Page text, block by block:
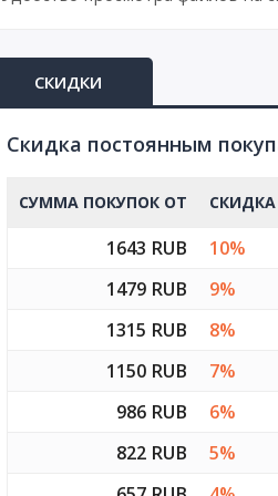
СКИДКИ
Cкидка постоянным
СУММА ПОКУПОК ОТ СКИДКА
1643 RUB
10%
1479 RUB
9%
1315 RUB
8%
1150 RUB
7%
986 RUB
6%
822 RUB
5%